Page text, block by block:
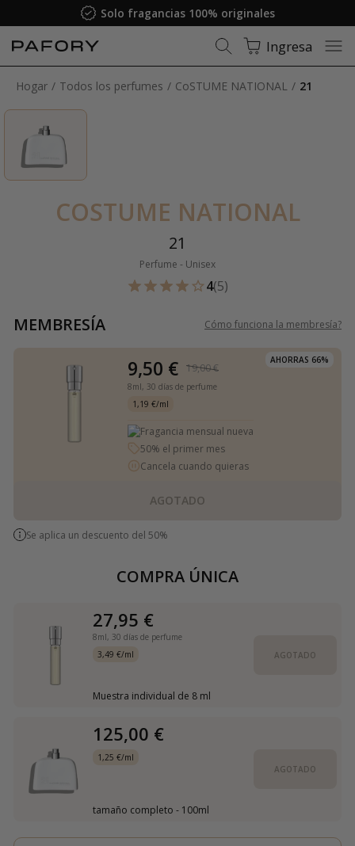
Solo fragancias 100% originales
Ingresa
Hogar Todos los perfumes CoSTUME NATIONAL 21
COSTUME NATIONAL
21
Perfume - Unisex
4(5)
MEMBRESÍA Cómo funciona la membresía?
AHORRAS 66%
9,50 € 19,00 €
8ml, 30 días de perfume
1,19 €/ml
Fragancia mensual nueva
50% el primer mes
Cancela cuando quieras
AGOTADO
Se aplica un descuento del 50%
COMPRA ÚNICA
27,95 €
8ml, 30 días de perfume
3,49 €/ml
Muestra individual de 8 ml
AGOTADO
125,00 €
1,25 €/ml
tamaño completo - 100ml
AGOTADO